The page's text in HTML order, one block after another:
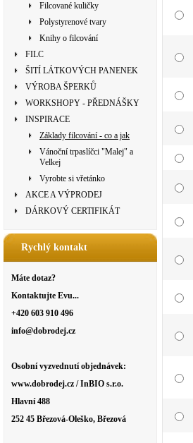
Filcované kuličky
Polystyrenové tvary
Knihy o filcování
FILC
ŠITÍ LÁTKOVÝCH PANENEK
VÝROBA ŠPERKŮ
WORKSHOPY - PŘEDNÁŠKY
INSPIRACE
Základy filcování - co a jak
Vánoční trpaslíčci "Malej" a
Velkej
Vyrobte si vřetánko
AKCE A VÝPRODEJ
DÁRKOVÝ CERTIFIKÁT
Rychlý kontakt
Máte dotaz?
Kontaktujte Evu...
+420 603 910 496
info@dobrodej.cz
Osobní vyzvednutí objednávek:
www.dobrodej.cz / InBIO s.r.o.
Hlavní 488
252 45 Březová-Oleško, Březová